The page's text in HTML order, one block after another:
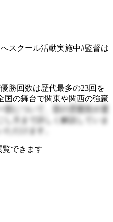
スクール活動実施中#監督は
勝回数は歴代最多の23回を
国の舞台で関東や関西の強豪
部について、部の雰囲気や選
し方まで詳しく解説していま
ただけます。
できます